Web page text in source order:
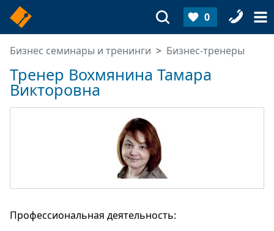
0
Бизнес семинары и тренинги Бизнес-тренеры
Тренер Вохмянина Тамара
Викторовна
Профессиональная деятельность: